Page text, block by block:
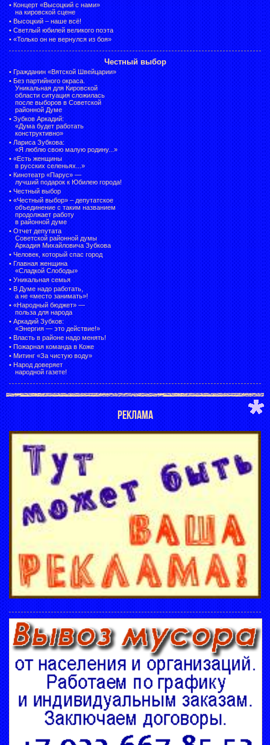
• Концерт «Высоцкий с нами»
на кировской сцене
• Высоцкий – наше всё!
• Светлый юбилей великого поэта
• «Только он не вернулся из боя»
Честный выбор
• Гражданин «Вятской Швейцарии»
• Без партийного окраса.
Уникальная для Кировской
области ситуация сложилась
после выборов в Советской
районной Думе
• Зубков Аркадий:
«Дума будет работать
конструктивно»
• Лариса Зубкова:
«Я люблю свою малую родину...»
• «Есть женщины
в русских селеньях...»
• Кинотеатр «Парус» —
лучший подарок к Юбилею города!
• Честный выбор
• «Честный выбор» – депутатское
объединение с таким названием
продолжает работу
в районной думе
• Отчет депутата
Советской районной думы
Аркадия Михайловича Зубкова
• Человек, который спас город
• Главная женщина
«Сладкой Слободы»
• Уникальная семья
• В Думе надо работать,
а не «место занимать»!
• «Народный бюджет» —
польза для народа
• Аркадий Зубков:
«Энергия — это действие!»
• Власть в районе надо менять!
• Пожарная команда в Коже
• Митинг «За чистую воду»
• Народ доверяет
народной газете!
РЕКЛАМА